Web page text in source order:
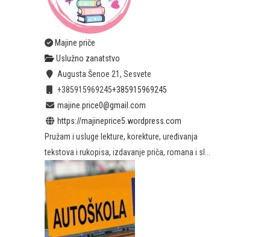
Majine priče
Uslužno zanatstvo
Augusta Šenoe 21, Sesvete
+385915969245+385915969245
majine.price0@gmail.com
https://majineprice5.wordpress.com
Pružam i usluge lekture, korekture, uređivanja
tekstova i rukopisa, izdavanje priča, romana i sl...